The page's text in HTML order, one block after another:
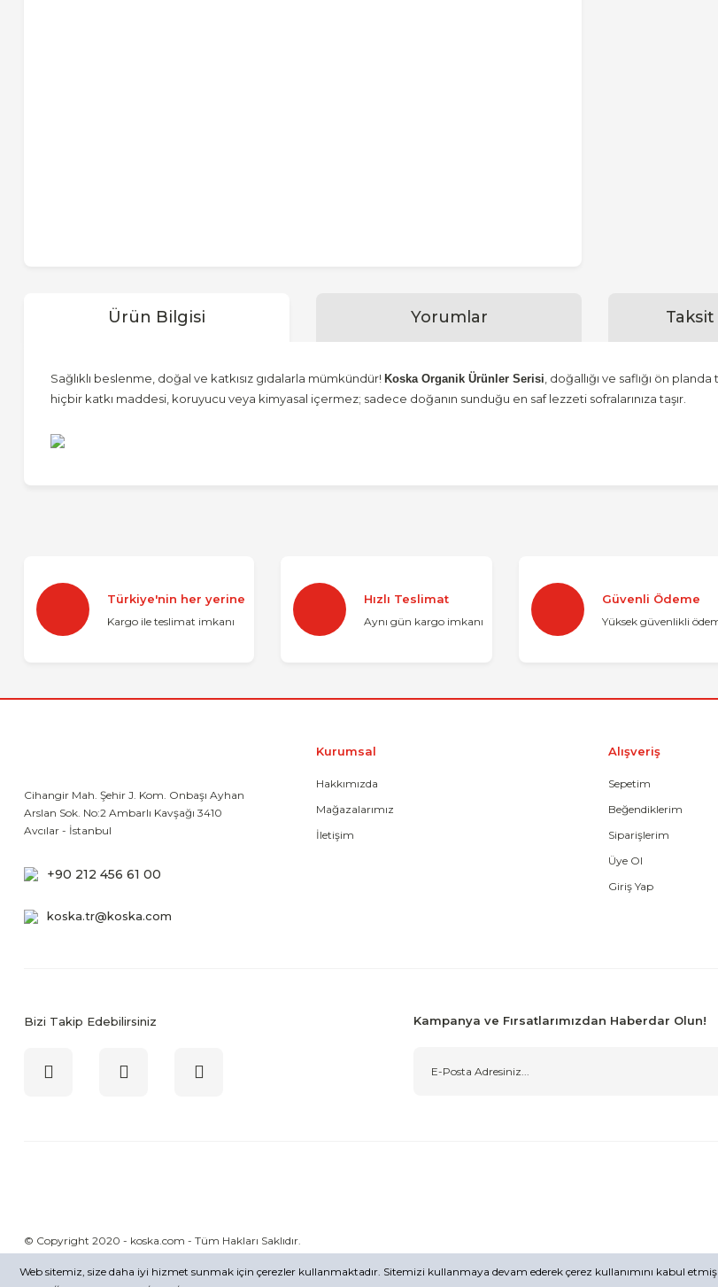
Web sitemiz, size daha iyi hizmet sunmak için çerezler kullanmaktadır. Sitemizi kullanmaya devam ederek çerez kullanımını kabul
Ürün Bilgisi Yorumlar
Sağlıklı beslenme, doğal ve katkısız gıdalarla mümkündür! Koska Organik Ürünler Serisi , doğallığı ve saflığı ön
hiçbir katkı maddesi, koruyucu veya kimyasal içermez; sadece doğanın sunduğu en saf lezzeti sofralarınıza taşır.
Yorum Yaz
Ürün resmi kalitesiz, bozuk veya görüntülenemiyor.
Ürün açıklamasında eksik bilgiler bulunuyor.
Türkiye'nin her yerine
Kargo ile teslimat imkanı
Hızlı Teslimat
Aynı gün kargo imkanı
Güvenli Ödeme
Yüksek güvenlikli
Cihangir Mah. Şehir J. Kom. Onbaşı Ayhan
Arslan Sok. No:2 Ambarlı Kavşağı 3410
Avcılar - İstanbul
+90 212 456 61 00
koska.tr@koska.com
Kurumsal
Hakkımızda
Mağazalarımız
İletişim
Alışveriş
Sepetim
Beğendiklerim
Siparişlerim
Üye Ol
Giriş Yap
Bizi Takip Edebilirsiniz Kampanya ve Fırsatlarımızdan Haberdar Olun!
© Copyright 2020 - koska.com - Tüm Hakları Saklıdır.